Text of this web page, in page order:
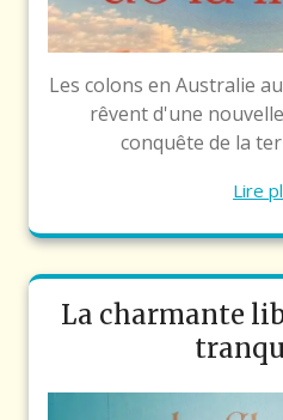
Les colons en Australie
rêvent d'une
conquête de la
Lire
La charmante